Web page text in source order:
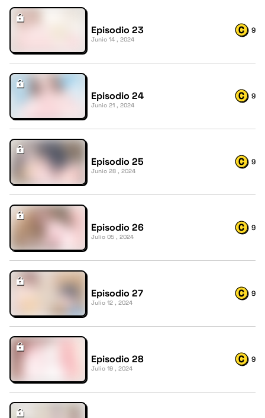
Episodio 23
Junio 14 , 2024
9
Episodio 24
Junio 21 , 2024
9
Episodio 25
Junio 28 , 2024
9
Episodio 26
Julio 05 , 2024
9
Episodio 27
Julio 12 , 2024
9
Episodio 28
Julio 19 , 2024
9